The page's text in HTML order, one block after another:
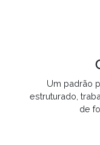
Um padrão
estruturado,
de